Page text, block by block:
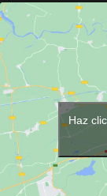
ni rotura. Diseño
suave para un
y eficaz.
Haz